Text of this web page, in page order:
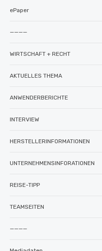
ePaper
————
WIRTSCHAFT + RECHT
AKTUELLES THEMA
ANWENDERBERICHTE
INTERVIEW
HERSTELLERINFORMATIONEN
UNTERNEHMENSINFORATIONEN
REISE-TIPP
TEAMSEITEN
————